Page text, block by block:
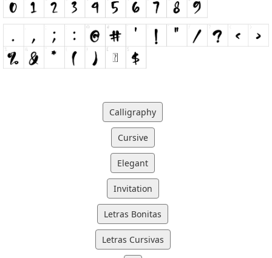
Calligraphy
Cursive
Elegant
Invitation
Letras Bonitas
Letras Cursivas